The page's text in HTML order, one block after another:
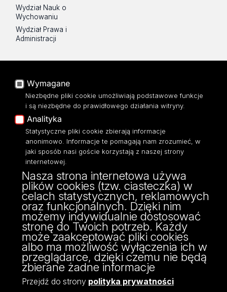
Wydział Nauk o
Wychowaniu
Wydział Prawa i
Administracji
Poczta UŁ
USOSWeb
Portal Pracowniczy
Baza Aktów Własnych
Platforma e-learningowa
Moodle
Eksperci UŁ
Polityka Prywatności
Dostępność
Wymagane
Niezbędne pliki cookie umożliwiają podstawowe funkcje
i są niezbędne do prawidłowego działania witryny.
Analityka
Statystyczne pliki cookie zbierają informacje
anonimowo. Informacje te pomagają nam zrozumieć, w
jaki sposób nasi goście korzystają z naszej strony
internetowej.
Nasza strona internetowa używa
plików cookies (tzw. ciasteczka) w
celach statystycznych, reklamowych
oraz funkcjonalnych. Dzięki nim
możemy indywidualnie dostosować
stronę do Twoich potrzeb. Każdy
może zaakceptować pliki cookies
albo ma możliwość wyłączenia ich w
przeglądarce, dzięki czemu nie będą
zbierane żadne informacje
Przejdź do strony polityka prywatności